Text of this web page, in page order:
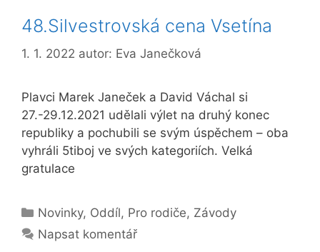
48.Silvestrovská cena Vsetína
1. 1. 2022 autor: Eva Janečková
Plavci Marek Janeček a David Váchal si
27.-29.12.2021 udělali výlet na druhý konec
republiky a pochubili se svým úspěchem – oba
vyhráli 5tiboj ve svých kategoriích. Velká
gratulace
Rubriky
Novinky, Oddíl, Pro rodiče, Závody
Napsat komentář